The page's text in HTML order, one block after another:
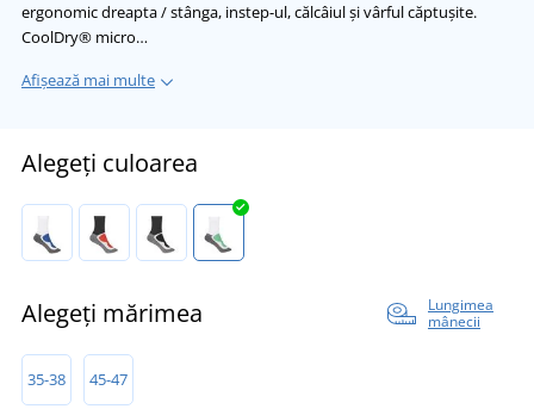
ergonomic dreapta / stânga, instep-ul, călcâiul și vârful căptușite.
CoolDry® micro…
Afișează mai multe
Alegeți culoarea
Alegeți mărimea
Lungimea
mânecii
35-38 45-47